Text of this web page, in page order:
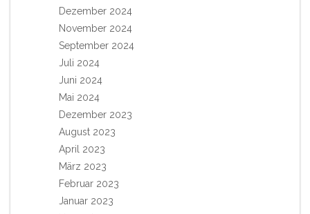
Dezember 2024
November 2024
September 2024
Juli 2024
Juni 2024
Mai 2024
Dezember 2023
August 2023
April 2023
März 2023
Februar 2023
Januar 2023